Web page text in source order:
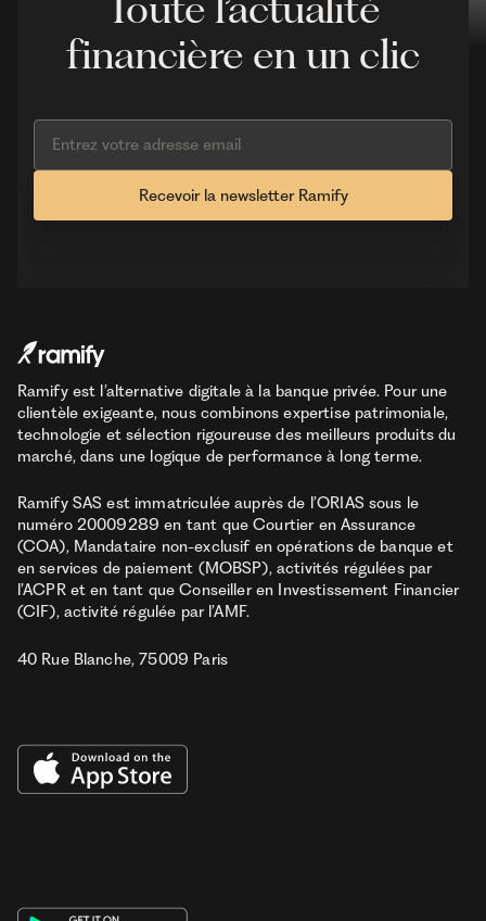
financière en un clic
Ramify est l’alternative digitale à la banque privée. Pour une
clientèle exigeante, nous combinons expertise patrimoniale,
technologie et sélection rigoureuse des meilleurs produits du
marché, dans une logique de performance à long terme.
Ramify SAS est immatriculée auprès de l’ORIAS sous le
numéro 20009289 en tant que Courtier en Assurance
(COA), Mandataire non-exclusif en opérations de banque et
en services de paiement (MOBSP), activités régulées par
l’ACPR et en tant que Conseiller en Investissement Financier
(CIF), activité régulée par l’AMF.
40 Rue Blanche, 75009 Paris